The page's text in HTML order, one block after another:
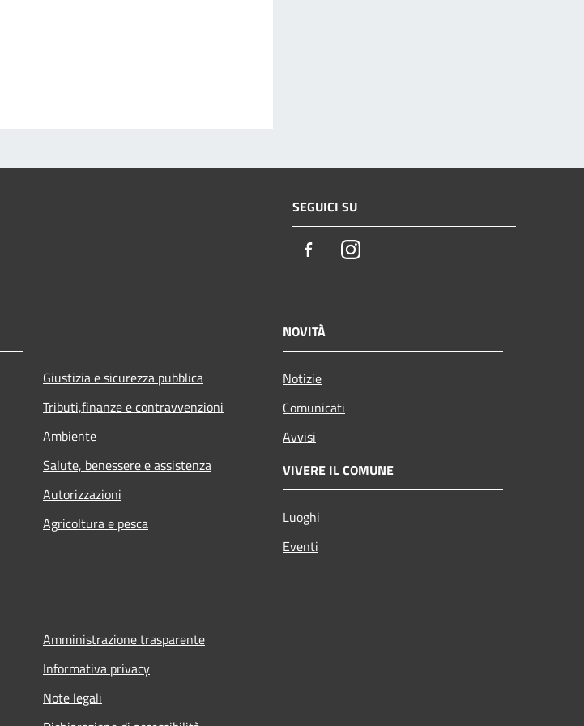
SEGUICI SU
FacebookInstagram
Giustizia e sicurezza pubblica
Tributi,finanze e contravvenzioni
Ambiente
Salute, benessere e assistenza
Autorizzazioni
Agricoltura e pesca
NOVITÀ
Notizie
Comunicati
Avvisi
VIVERE IL COMUNE
Luoghi
Eventi
Amministrazione trasparente
Informativa privacy
Note legali